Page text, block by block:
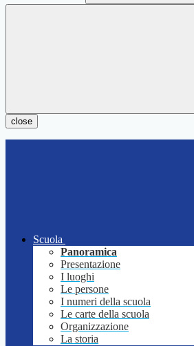
close
Scuola
Panoramica
Presentazione
I luoghi
Le persone
I numeri della scuola
Le carte della scuola
Organizzazione
La storia